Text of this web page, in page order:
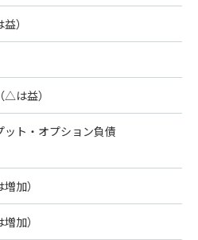
）
は益）
ト・オプション負債
加）
加）